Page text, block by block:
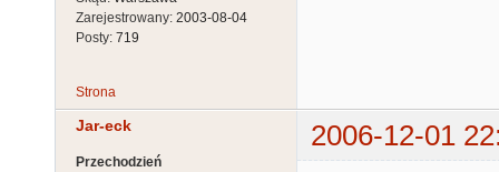
Zarejestrowany: 2003-08-04
Posty: 719
Strona
Jar-eck 2006-12-01
Przechodzień